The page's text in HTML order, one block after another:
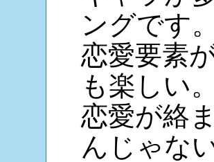
ングです
恋愛要素
も楽しい
恋愛が絡
んじゃな